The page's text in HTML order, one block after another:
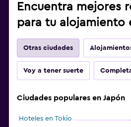
Encuentra mejores
para tu alojamiento
Otras ciudades
Voy a tener suerte
Ciudades populares en Japón
Hoteles en Tokio